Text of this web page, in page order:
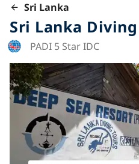
Sri Lanka
Sri Lanka
PADI 5 Star IDC